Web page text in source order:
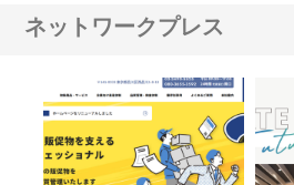
ネットワークプレス